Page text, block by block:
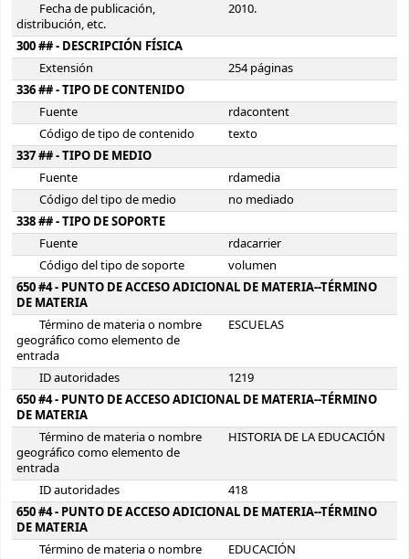
Fecha de publicación,
distribución, etc.
2010.
300 ## - DESCRIPCIÓN FÍSICA
Extensión
254 páginas
336 ## - TIPO DE CONTENIDO
Fuente
rdacontent
Código de tipo de contenido
texto
337 ## - TIPO DE MEDIO
Fuente
rdamedia
Código del tipo de medio
no mediado
338 ## - TIPO DE SOPORTE
Fuente
rdacarrier
Código del tipo de soporte
volumen
650 #4 - PUNTO DE ACCESO ADICIONAL DE MATERIA--TÉRMINO
DE MATERIA
Término de materia o nombre
geográfico como elemento de
entrada
ESCUELAS
ID autoridades
1219
650 #4 - PUNTO DE ACCESO ADICIONAL DE MATERIA--TÉRMINO
DE MATERIA
Término de materia o nombre
geográfico como elemento de
entrada
HISTORIA DE LA EDUCACIÓN
ID autoridades
418
650 #4 - PUNTO DE ACCESO ADICIONAL DE MATERIA--TÉRMINO
DE MATERIA
Término de materia o nombre
EDUCACIÓN